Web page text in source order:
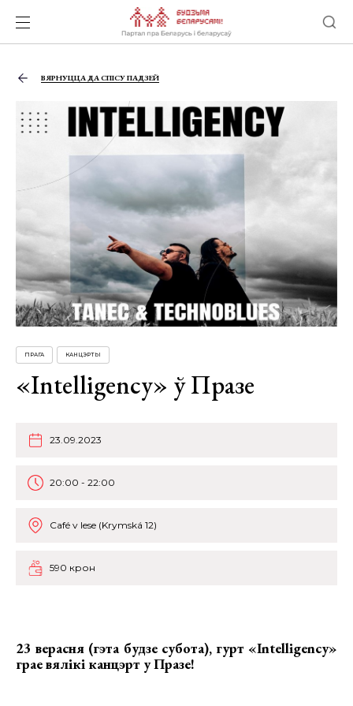
ВЯРНУЦЦА ДА СПІСУ ПАДЗЕЙ
ПРАГА КАНЦЭРТЫ
«Intelligency» ў Празе
23.09.2023
20:00 - 22:00
Café v lese (Krymská 12)
590 крон
23 верасня (гэта будзе субота), гурт «Intelligency»
грае вялікі канцэрт у Празе!